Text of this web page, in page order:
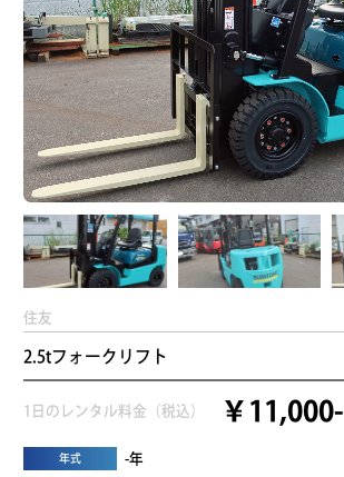
住友
2.5tフォークリフト
1日のレンタル料金（税込） ￥11,000-
年式 -年